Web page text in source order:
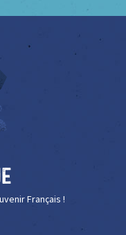
Français !